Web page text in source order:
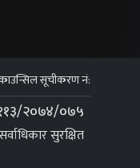
सूचीकरण नं:
२०७४/०७५
सुरक्षित